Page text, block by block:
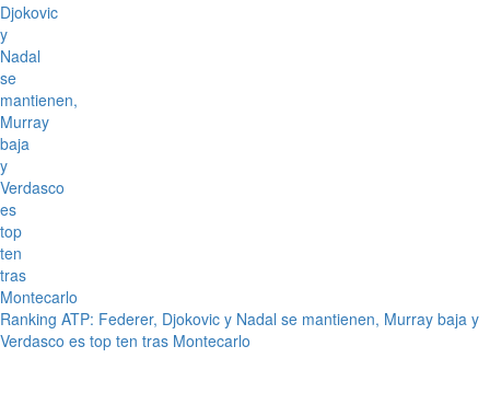
Ranking ATP: Federer, Djokovic y Nadal se mantienen, Murray baja y
Verdasco es top ten tras Montecarlo